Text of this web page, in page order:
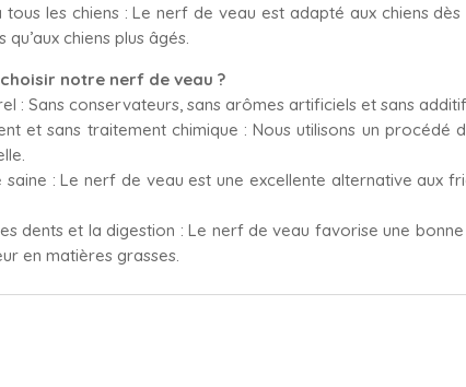
les chiens : Le nerf de veau est adapté aux chiens
qu’aux chiens plus âgés.
notre nerf de veau ?
: Sans conservateurs, sans arômes artificiels et sans
et sans traitement chimique : Nous utilisons un
: Le nerf de veau est une excellente alternative aux
dents et la digestion : Le nerf de veau favorise une
en matières grasses.